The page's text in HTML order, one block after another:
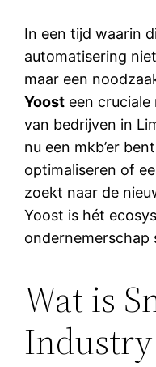
In een tijd waarin
automatisering
maar een
Yoost een
van bedrijven in
nu een mkb’er
optimaliseren of
zoekt naar de
Yoost is hét
ondernemerschap
Wat is
Industry